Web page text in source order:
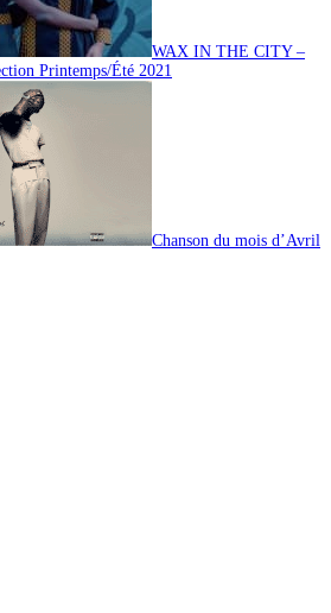
WAX IN THE CITY –
Printemps/Été 2021
Chanson du mois d’Avril